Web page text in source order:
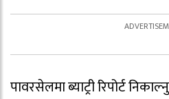
पावरसेलमा ब्याट्री रिपोर्ट